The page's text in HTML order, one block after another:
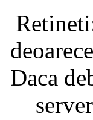
Daca